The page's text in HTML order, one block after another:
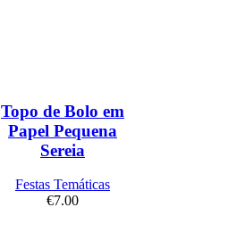
Topo de Bolo em
Papel Pequena
Sereia
Festas Temáticas
€7.00